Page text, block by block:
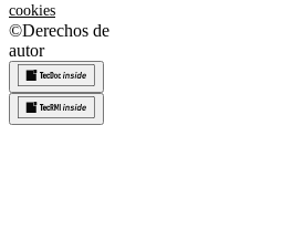
cookies
©Derechos de
autor